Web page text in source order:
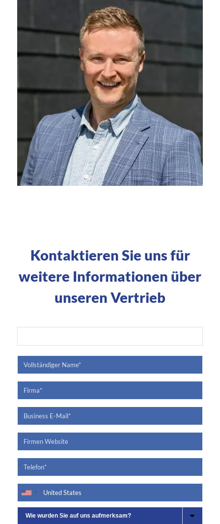
Kontaktieren Sie uns für
weitere Informationen über
unseren Vertrieb